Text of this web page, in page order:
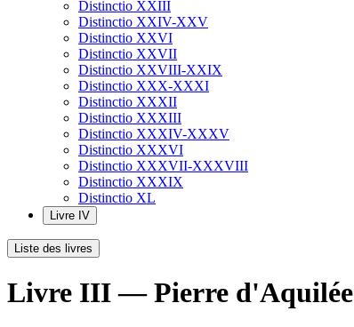
Distinctio XXIII
Distinctio XXIV-XXV
Distinctio XXVI
Distinctio XXVII
Distinctio XXVIII-XXIX
Distinctio XXX-XXXI
Distinctio XXXII
Distinctio XXXIII
Distinctio XXXIV-XXXV
Distinctio XXXVI
Distinctio XXXVII-XXXVIII
Distinctio XXXIX
Distinctio XL
Livre IV
Liste des livres
Livre III — Pierre d'Aquilée